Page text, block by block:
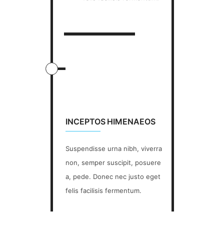
INCEPTOS HIMENAEOS
Suspendisse urna nibh, viverra
non, semper suscipit, posuere
a, pede. Donec nec justo eget
felis facilisis fermentum.